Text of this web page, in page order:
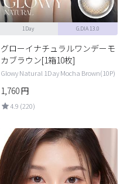
1Day G.DIA 13.0
グローイナチュラルワンデーモ
カブラウン[1箱10枚]
Glowy Natural 1Day Mocha Brown(10P)
1,760円
4.9 (220)